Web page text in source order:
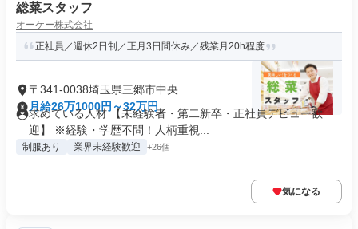
総菜スタッフ
オーケー株式会社
正社員／週休2日制／正月3日間休み／残業月20h程度
〒341-0038埼玉県三郷市中央
月給26万1000円～32万円
求めている人材 【未経験者・第二新卒・正社員デビュー歓
迎】 ※経験・学歴不問！人柄重視...
制服あり 業界未経験歓迎 +26個
気になる